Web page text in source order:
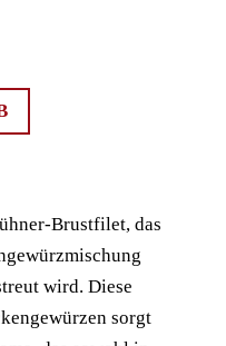
Brustfilet, das
wird. Diese
sorgt